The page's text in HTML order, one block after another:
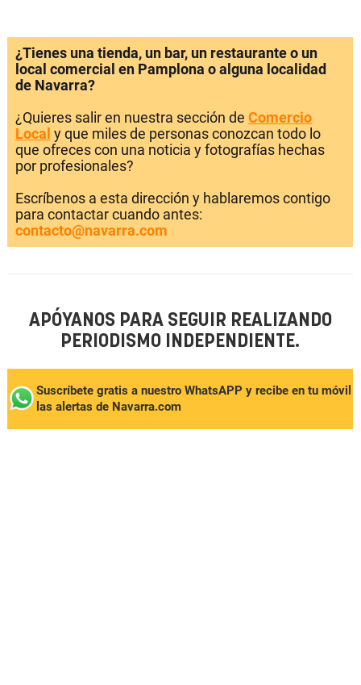
¿Tienes una tienda, un bar, un restaurante o un
local comercial en Pamplona o alguna localidad
de Navarra?
¿Quieres salir en nuestra sección de Comercio
Local y que miles de personas conozcan todo lo
que ofreces con una noticia y fotografías hechas
por profesionales?
Escríbenos a esta dirección y hablaremos contigo
para contactar cuando antes:
contacto@navarra.com
APÓYANOS PARA SEGUIR REALIZANDO
PERIODISMO INDEPENDIENTE.
Suscríbete gratis a nuestro WhatsAPP y recibe en tu móvil
las alertas de Navarra.com